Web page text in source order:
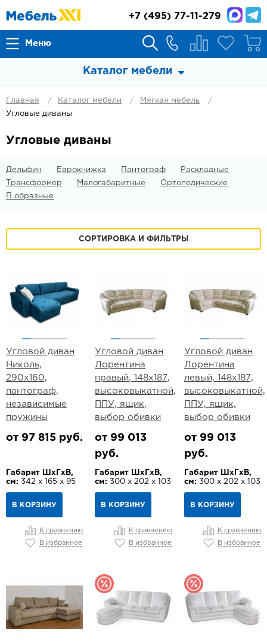
Меню
+7 (495) 77-11-279
Каталог мебели
Главная Каталог мебели
Мягкая мебель
Угловые диваны
Угловые диваны
Дельфин Еврокнижка Пантограф
Раскладные
Трансформер
Малогабаритные
Ортопедические
П образные
СОРТИРОВКА И ФИЛЬТРЫ
Угловой диван
Николь,
290х160,
пантограф,
независимые
пружины
от 97 815 руб.
Габарит ШхГхВ,
см: 342 х 165 х 95
В КОРЗИНУ
К сравнению
В избранное
Угловой диван
Лорентина
правый, 148х187,
высоковыкатной,
ППУ, ящик,
выбор обивки
от 99 013
руб.
Габарит ШхГхВ,
см: 300 х 202 х 103
В КОРЗИНУ
К сравнению
В избранное
Угловой диван
Лорентина
левый, 148х187,
высоковыкатной,
ППУ, ящик,
выбор обивки
от 99 013
руб.
Габарит ШхГхВ,
см: 300 х 202 х 103
В КОРЗИНУ
К сравнению
В избранное